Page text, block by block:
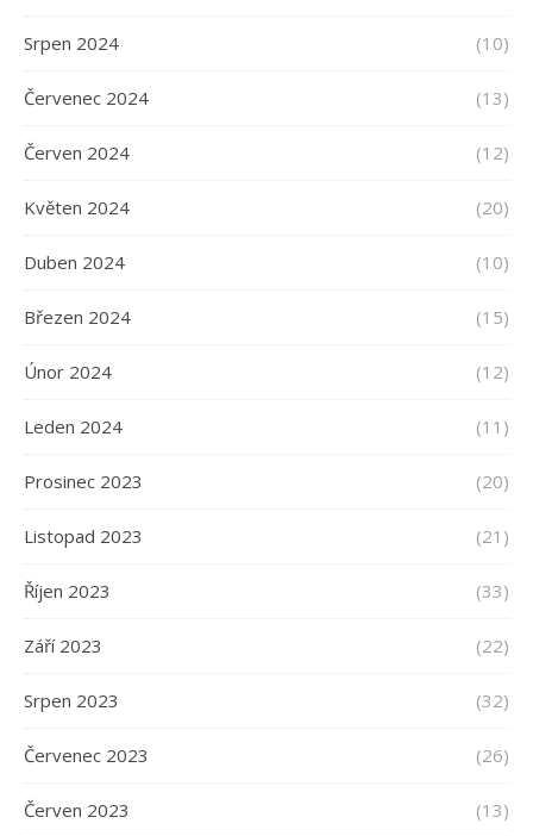
Srpen 2024 (10)
Červenec 2024 (13)
Červen 2024 (12)
Květen 2024 (20)
Duben 2024 (10)
Březen 2024 (15)
Únor 2024 (12)
Leden 2024 (11)
Prosinec 2023 (20)
Listopad 2023 (21)
Říjen 2023 (33)
Září 2023 (22)
Srpen 2023 (32)
Červenec 2023 (26)
Červen 2023 (13)